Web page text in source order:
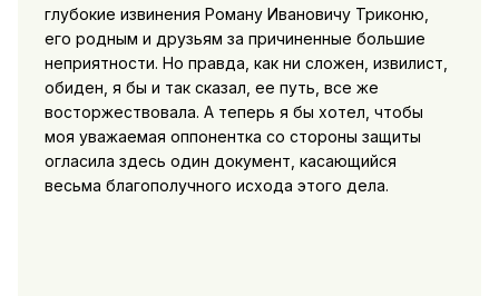
глубокие извинения Роману Ивановичу Триконю,
его родным и друзьям за причиненные большие
неприятности. Но правда, как ни сложен, извилист,
обиден, я бы и так сказал, ее путь, все же
восторжествовала. А теперь я бы хотел, чтобы
моя уважаемая оппонентка со стороны защиты
огласила здесь один документ, касающийся
весьма благополучного исхода этого дела.